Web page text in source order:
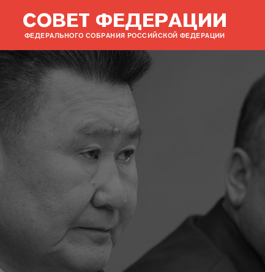
СОВЕТ ФЕДЕРАЦИИ
ФЕДЕРАЛЬНОГО СОБРАНИЯ РОССИЙСКОЙ ФЕДЕРАЦИИ